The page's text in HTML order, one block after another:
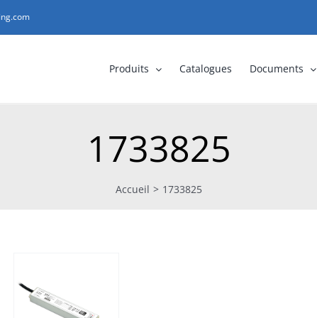
Produits Catalogues Documents
1733825
Accueil > 1733825